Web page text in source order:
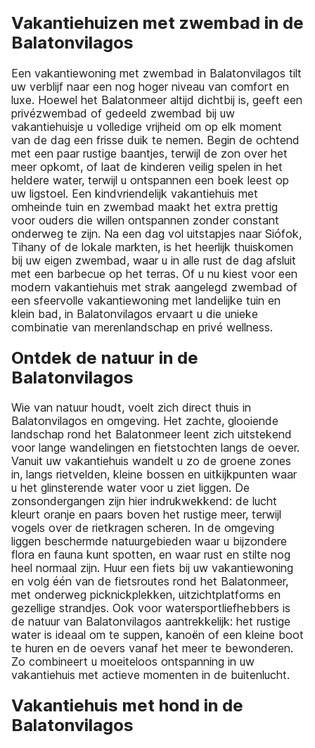
Vakantiehuizen met zwembad in de
Balatonvilagos
Een vakantiewoning met zwembad in Balatonvilagos tilt
uw verblijf naar een nog hoger niveau van comfort en
luxe. Hoewel het Balatonmeer altijd dichtbij is, geeft een
privézwembad of gedeeld zwembad bij uw
vakantiehuisje u volledige vrijheid om op elk moment
van de dag een frisse duik te nemen. Begin de ochtend
met een paar rustige baantjes, terwijl de zon over het
meer opkomt, of laat de kinderen veilig spelen in het
heldere water, terwijl u ontspannen een boek leest op
uw ligstoel. Een kindvriendelijk vakantiehuis met
omheinde tuin en zwembad maakt het extra prettig
voor ouders die willen ontspannen zonder constant
onderweg te zijn. Na een dag vol uitstapjes naar Siófok,
Tihany of de lokale markten, is het heerlijk thuiskomen
bij uw eigen zwembad, waar u in alle rust de dag afsluit
met een barbecue op het terras. Of u nu kiest voor een
modern vakantiehuis met strak aangelegd zwembad of
een sfeervolle vakantiewoning met landelijke tuin en
klein bad, in Balatonvilagos ervaart u die unieke
combinatie van merenlandschap en privé wellness.
Ontdek de natuur in de
Balatonvilagos
Wie van natuur houdt, voelt zich direct thuis in
Balatonvilagos en omgeving. Het zachte, glooiende
landschap rond het Balatonmeer leent zich uitstekend
voor lange wandelingen en fietstochten langs de oever.
Vanuit uw vakantiehuis wandelt u zo de groene zones
in, langs rietvelden, kleine bossen en uitkijkpunten waar
u het glinsterende water voor u ziet liggen. De
zonsondergangen zijn hier indrukwekkend: de lucht
kleurt oranje en paars boven het rustige meer, terwijl
vogels over de rietkragen scheren. In de omgeving
liggen beschermde natuurgebieden waar u bijzondere
flora en fauna kunt spotten, en waar rust en stilte nog
heel normaal zijn. Huur een fiets bij uw vakantiewoning
en volg één van de fietsroutes rond het Balatonmeer,
met onderweg picknickplekken, uitzichtplatforms en
gezellige strandjes. Ook voor watersportliefhebbers is
de natuur van Balatonvilagos aantrekkelijk: het rustige
water is ideaal om te suppen, kanoën of een kleine boot
te huren en de oevers vanaf het meer te bewonderen.
Zo combineert u moeiteloos ontspanning in uw
vakantiehuis met actieve momenten in de buitenlucht.
Vakantiehuis met hond in de
Balatonvilagos